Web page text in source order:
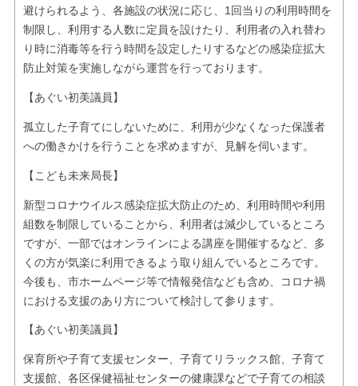
避けられるよう、各施設の状況に応じ、1回当りの利用時間を
制限し、利用する人数に定員を設けたり、利用者の入れ替わ
り時に消毒等を行う時間を設定したりするなどの感染症拡大
防止対策を実施しながら運営を行っております。
【あぐい初美議員】
孤立した子育てにしないために、利用が少なくなった保護者
への働きかけを行うことを求めますが、見解を伺います。
【こども未来局長】
新型コロナウイルス感染症拡大防止のため、利用時間や利用
組数を制限していることから、利用者は減少しているところ
ですが、一部ではオンラインによる講座を開催するなど、多
くの方が気楽に利用できるよう取り組んでいるところです。
今後も、市ホームページ等で情報発信なども含め、コロナ禍
における支援のあり方について検討して参ります。
【あぐい初美議員】
保育所や子育て支援センター、子育てリラックス館、子育て
支援館、各区保健福祉センターの健康課などで子育ての相談